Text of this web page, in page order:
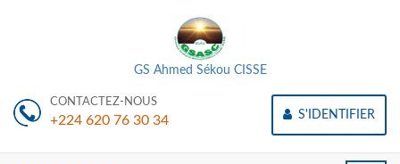
GS Ahmed Sékou CISSE
CONTACTEZ-NOUS
+224 620 76 30 34 S'IDENTIFIER